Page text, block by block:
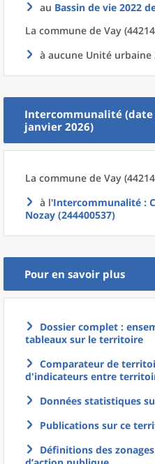
au Bassin de vie 2022
La commune de Vay
à aucune Unité urbaine
Intercommunalité (date
janvier 2026)
La commune de Vay
à l'Intercommunalité :
Nozay (244400537)
Pour en savoir plus
Dossier complet :
tableaux sur le territoire
Comparateur de
d'indicateurs entre
Données statistiques
Publications sur ce
Définitions des